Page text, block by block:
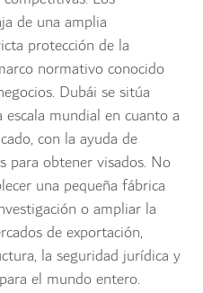
de una amplia
protección de la
normativo conocido
Dubái se sitúa
mundial en cuanto a
con la ayuda de
para obtener visados. No
una pequeña fábrica
o ampliar la
de exportación,
la seguridad jurídica y
el mundo entero.